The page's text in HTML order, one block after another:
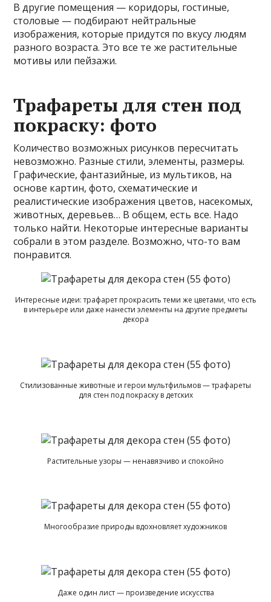
В другие помещения — коридоры, гостиные,
столовые — подбирают нейтральные
изображения, которые придутся по вкусу людям
разного возраста. Это все те же растительные
мотивы или пейзажи.
Трафареты для стен под
покраску: фото
Количество возможных рисунков пересчитать
невозможно. Разные стили, элементы, размеры.
Графические, фантазийные, из мультиков, на
основе картин, фото, схематические и
реалистические изображения цветов, насекомых,
животных, деревьев… В общем, есть все. Надо
только найти. Некоторые интересные варианты
собрали в этом разделе. Возможно, что-то вам
понравится.
Интересные идеи: трафарет прокрасить теми же цветами, что есть
в интерьере или даже нанести элементы на другие предметы
декора
Стилизованные животные и герои мультфильмов — трафареты
для стен под покраску в детских
Растительные узоры — ненавязчиво и спокойно
Многообразие природы вдохновляет художников
Даже один лист — произведение искусства